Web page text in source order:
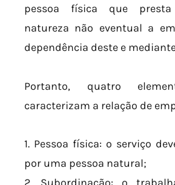
pessoa física que
natureza não eventual a
dependência deste e
Portanto, quatro
caracterizam a relação de
1. Pessoa física: o serviço
por uma pessoa natural;